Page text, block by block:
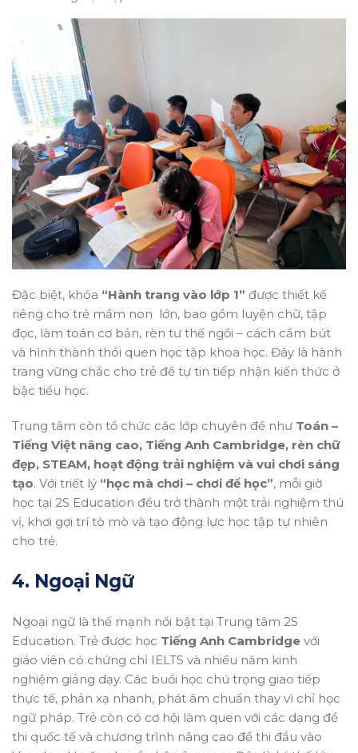
Đặc biệt, khóa “Hành trang vào lớp 1” được thiết kế
riêng cho trẻ mầm non lớn, bao gồm luyện chữ, tập
đọc, làm toán cơ bản, rèn tư thế ngồi – cách cầm bút
và hình thành thói quen học tập khoa học. Đây là hành
trang vững chắc cho trẻ để tự tin tiếp nhận kiến thức ở
bậc tiểu học.
Trung tâm còn tổ chức các lớp chuyên đề như Toán –
Tiếng Việt nâng cao, Tiếng Anh Cambridge, rèn chữ
đẹp, STEAM, hoạt động trải nghiệm và vui chơi sáng
tạo. Với triết lý “học mà chơi – chơi để học”, mỗi giờ
học tại 2S Education đều trở thành một trải nghiệm thú
vị, khơi gợi trí tò mò và tạo động lực học tập tự nhiên
cho trẻ.
4. Ngoại Ngữ
Ngoại ngữ là thế mạnh nổi bật tại Trung tâm 2S
Education. Trẻ được học Tiếng Anh Cambridge với
giáo viên có chứng chỉ IELTS và nhiều năm kinh
nghiệm giảng dạy. Các buổi học chú trọng giao tiếp
thực tế, phản xạ nhanh, phát âm chuẩn thay vì chỉ học
ngữ pháp. Trẻ còn có cơ hội làm quen với các dạng đề
thi quốc tế và chương trình nâng cao để thi đầu vào